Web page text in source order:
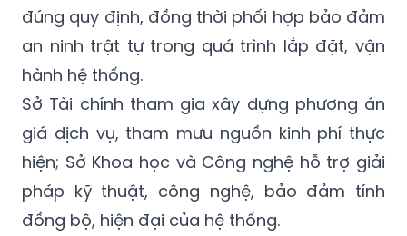
đúng quy định, đồng thời phối hợp bảo đảm
an ninh trật tự trong quá trình lắp đặt, vận
hành hệ thống.
Sở Tài chính tham gia xây dựng phương án
giá dịch vụ, tham mưu nguồn kinh phí thực
hiện; Sở Khoa học và Công nghệ hỗ trợ giải
pháp kỹ thuật, công nghệ, bảo đảm tính
đồng bộ, hiện đại của hệ thống.